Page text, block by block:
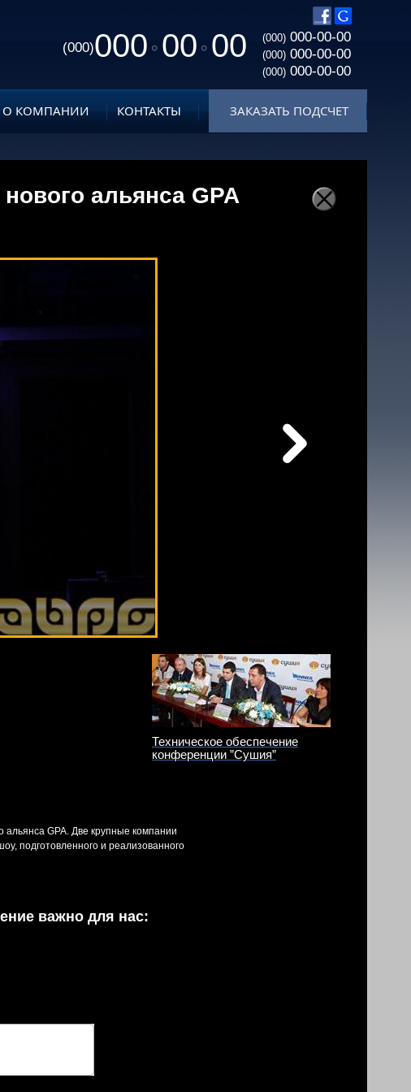
(000)000 00 00 (000) 000-00-00
(000) 000-00-00
(000) 000-00-00
О КОМПАНИИ КОНТАКТЫ ЗАКАЗАТЬ ПОДСЧЕТ
альянса GPA
Техническое обеспечение
конференции ”Сушия”
альянса GPA. Две крупные компании
подготовленного и реализованного
важно для нас: